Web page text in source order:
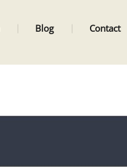
Blog Contact